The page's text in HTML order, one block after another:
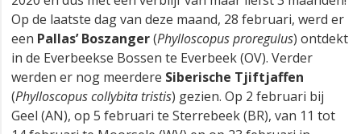
Op de laatste dag van deze maand, 28 februari, werd er
een Pallas’ Boszanger(Phylloscopus proregulus) ontdekt
in de Everbeekse Bossen te Everbeek (OV). Verder
werden er nog meerdere Siberische Tjiftjaffen
(Phylloscopus collybita tristis) gezien. Op 2 februari bij
Geel (AN), op 5 februari te Sterrebeek (BR), van 11 tot